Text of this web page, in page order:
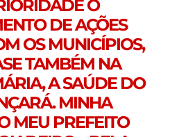
O
DE AÇÕES
OS MUNICÍPIOS,
TAMBÉM NA
A SAÚDE DO
MINHA
MEU PREFEITO